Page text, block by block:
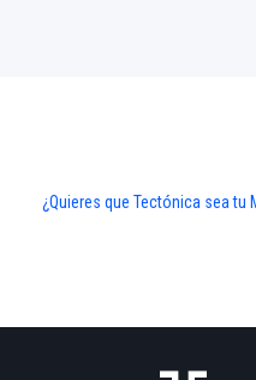
¿Quieres que Tectónica sea tu